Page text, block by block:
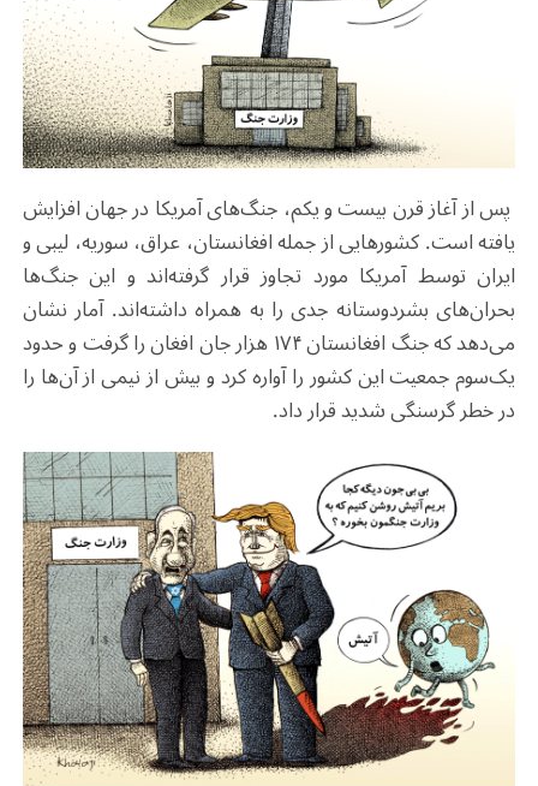
پس از آغاز قرن بیست و یکم، جنگ‌های آمریکا در جهان افزایش
یافته است. کشورهایی از جمله افغانستان، عراق، سوریه، لیبی و
ایران توسط آمریکا مورد تجاوز قرار گرفته‌اند و این جنگ‌ها
بحران‌های بشردوستانه جدی را به همراه داشته‌اند. آمار نشان
می‌دهد که جنگ افغانستان ۱۷۴ هزار جان افغان را گرفت و حدود
یک‌سوم جمعیت این کشور را آواره کرد و بیش از نیمی از آن‌ها را
در خطر گرسنگی شدید قرار داد.